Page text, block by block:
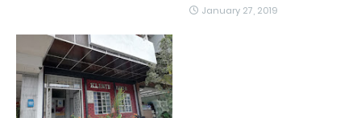
January 27, 2019